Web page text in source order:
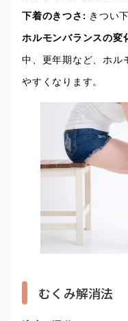
下着のきつさ: きつい
ホルモンバランスの変
中、更年期など、ホル
やすくなります。
むくみ解消法